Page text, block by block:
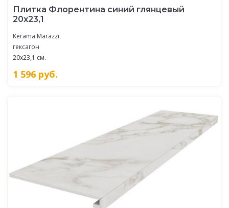
Плитка Флорентина синий глянцевый
20x23,1
Kerama Marazzi
гексагон
20x23,1 см.
1 596 руб.